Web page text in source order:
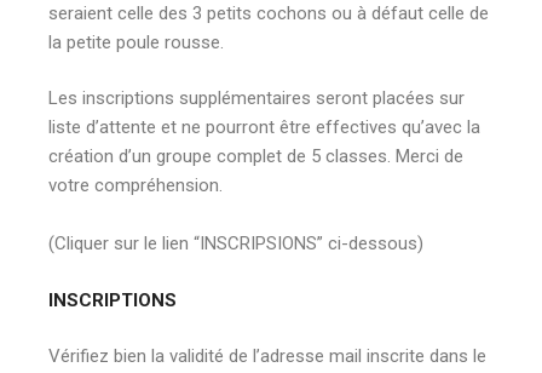
seraient celle des 3 petits cochons ou à défaut celle de
la petite poule rousse.
Les inscriptions supplémentaires seront placées sur
liste d’attente et ne pourront être effectives qu’avec la
création d’un groupe complet de 5 classes. Merci de
votre compréhension.
(Cliquer sur le lien “INSCRIPSIONS” ci-dessous)
INSCRIPTIONS
Vérifiez bien la validité de l’adresse mail inscrite dans le